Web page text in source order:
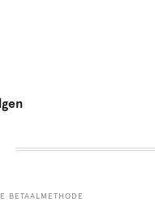
BETAALMETHODE